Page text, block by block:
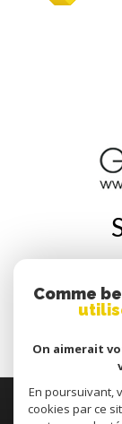
© 2026 |
Plan du site
Comme
On aimerait
En poursuivant,
cookies par ce